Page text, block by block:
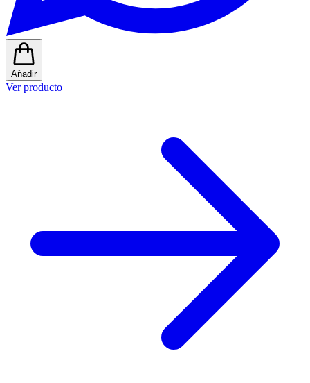
Añadir
Ver producto